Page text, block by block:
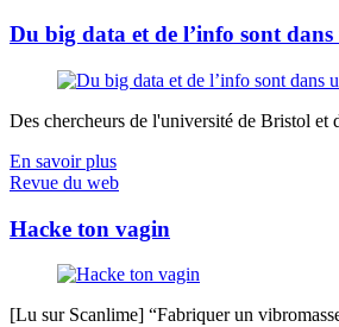
Du big data et de l’info sont
Des chercheurs de l'université de Bristol
En savoir plus
Revue du web
Hacke ton vagin
[Lu sur Scanlime] “Fabriquer un